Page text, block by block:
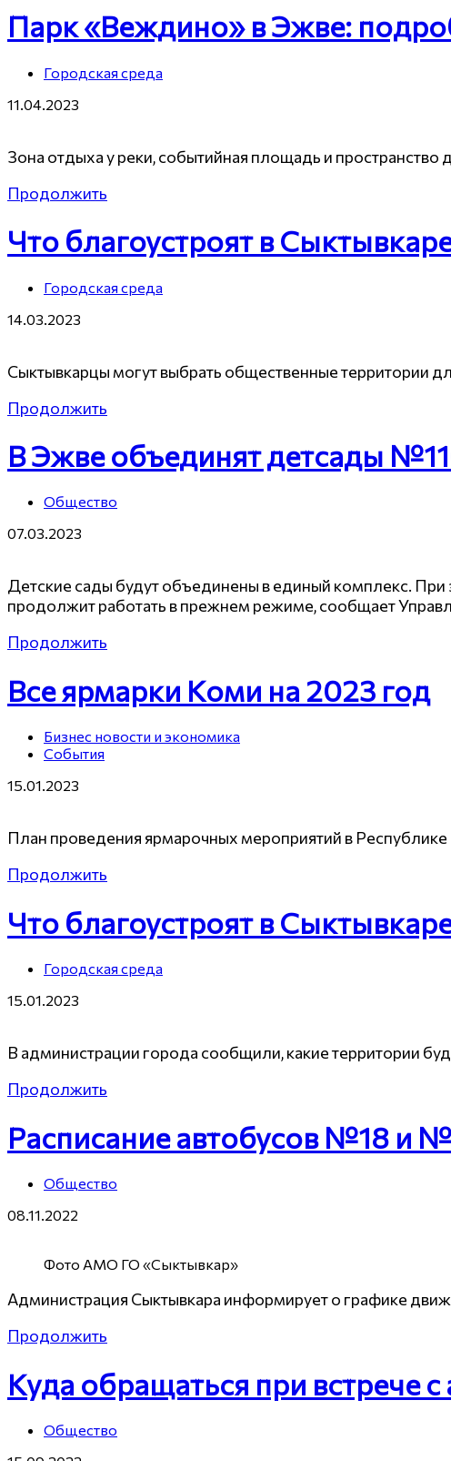
Парк «Веждино» в Эжве:
Городская среда
11.04.2023
Зона отдыха у реки, событийная площадь и
Продолжить
Что благоустроят в
Городская среда
14.03.2023
Сыктывкарцы могут выбрать общественные территории
Продолжить
В Эжве объединят детсады
Общество
07.03.2023
Детские сады будут объединены в единый комплекс. При
продолжит работать в прежнем режиме, сообщает
Продолжить
Все ярмарки Коми на 2023 год
Бизнес новости и экономика
События
15.01.2023
План проведения ярмарочных мероприятий в
Продолжить
Что благоустроят в
Городская среда
15.01.2023
В администрации города сообщили, какие территории
Продолжить
Расписание автобусов №18 и
Общество
08.11.2022
Фото АМО ГО «Сыктывкар»
Администрация Сыктывкара информирует о графике
Продолжить
Куда обращаться при встрече
Общество